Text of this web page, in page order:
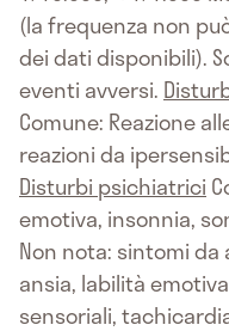
(la frequenza non
dei dati disponibili).
eventi avversi.
Comune: Reazione
reazioni da
Disturbi psichiatrici
emotiva, insonnia,
Non nota: sintomi da
ansia, labilità
sensoriali,